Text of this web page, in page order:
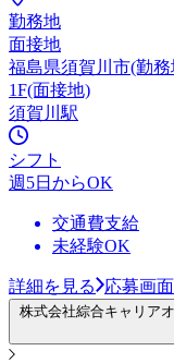
勤務地
面接地
福島県須賀川市(勤
1F(面接地)
須賀川駅
シフト
週5日からOK
交通費支給
未経験OK
詳細を見る 応募画
株式会社綜合キャリア